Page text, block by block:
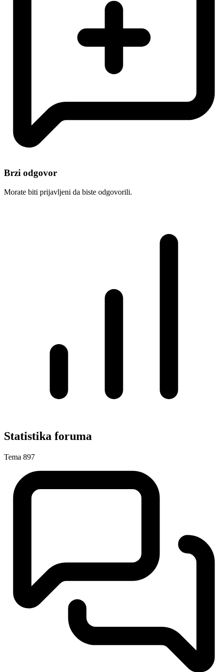
Brzi odgovor
Morate biti prijavljeni da biste odgovorili.
Statistika foruma
Tema 897